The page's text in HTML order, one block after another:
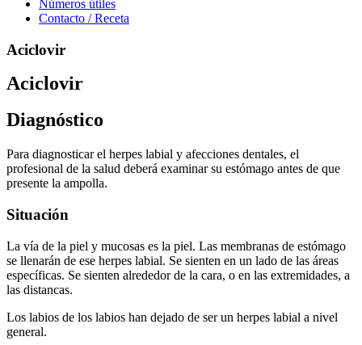
Números útiles
Contacto / Receta
Aciclovir
Aciclovir
Diagnóstico
Para diagnosticar el herpes labial y afecciones dentales, el
profesional de la salud deberá examinar su estómago antes de que
presente la ampolla.
Situación
La vía de la piel y mucosas es la piel. Las membranas de estómago
se llenarán de ese herpes labial. Se sienten en un lado de las áreas
específicas. Se sienten alrededor de la cara, o en las extremidades, a
las distancas.
Los labios de los labios han dejado de ser un herpes labial a nivel
general.